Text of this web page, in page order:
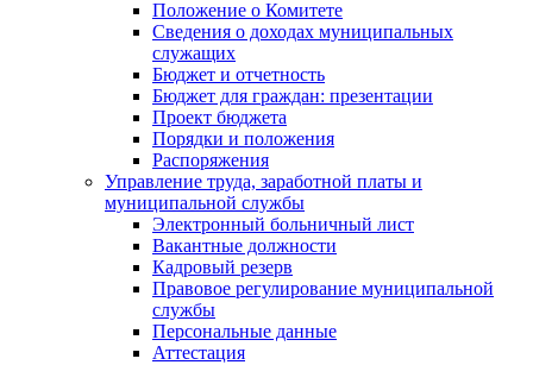
Положение о Комитете
Сведения о доходах муниципальных
служащих
Бюджет и отчетность
Бюджет для граждан: презентации
Проект бюджета
Порядки и положения
Распоряжения
Управление труда, заработной платы и
муниципальной службы
Электронный больничный лист
Вакантные должности
Кадровый резерв
Правовое регулирование муниципальной
службы
Персональные данные
Аттестация